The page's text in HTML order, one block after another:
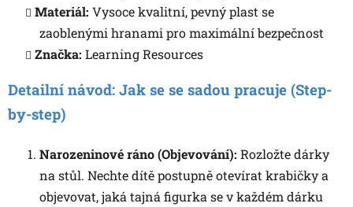
Materiál: Vysoce kvalitní, pevný plast se
zaoblenými hranami pro maximální bezpečnost
Značka: Learning Resources
Detailní návod: Jak se se sadou pracuje (Step-
by-step)
Narozeninové ráno (Objevování): Rozložte dárky
na stůl. Nechte dítě postupně otevírat krabičky a
objevovat, jaká tajná figurka se v každém dárku